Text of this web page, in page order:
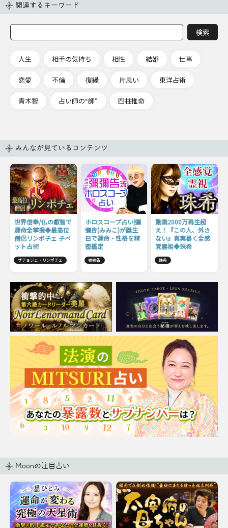
関連するキーワード
人生 相手の気持ち 相性 結婚 仕事
恋愛 不倫 復縁 片思い 東洋占術
青木智 占い師の“師” 四柱推命
みんなが見ているコンテンツ
世界信奉/仏の叡智で
運命全掌握◆最高位
僧侶リンポチェ チベ
ット占術
ザチョジェ・リンポチェ
ホロスコープ占い|彌
彌告(みみこ)が誕生
日で運命・性格を精
密鑑定
彌彌告
動画2000万再生超
え！『この人、外さ
ない』真実暴く全感
覚霊視◆珠希
珠希
Moonの注目占い